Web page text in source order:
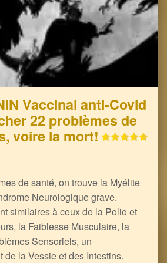
Vaccinal anti-Covid
22 problèmes de
voire la mort!
de santé, on trouve la Myélite
Neurologique grave.
similaires à ceux de la Polio et
la Faiblesse Musculaire, la
Sensoriels, un
de la Vessie et des Intestins.